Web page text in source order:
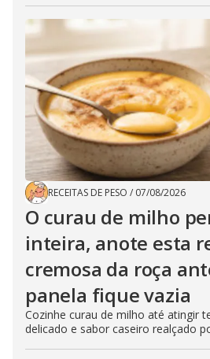
RECEITAS DE PESO / 07/08/2026
O curau de milho
inteira, anote esta
cremosa da roça
panela fique vazia
Cozinhe curau de milho até atingir
delicado e sabor caseiro realçado